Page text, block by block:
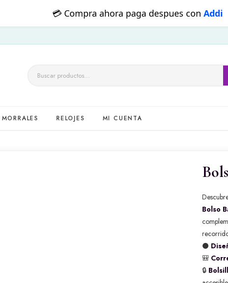
💳 Pagos con transferenciaQR
Buscar
MORRALES RELOJES MI CUENTA
Bolso
⚫
🎒
🔒